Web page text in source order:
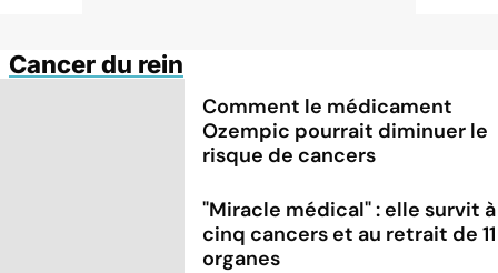
Cancer du rein
Comment le médicament
Ozempic pourrait diminuer le
risque de cancers
"Miracle médical" : elle survit à
cinq cancers et au retrait de 11
organes